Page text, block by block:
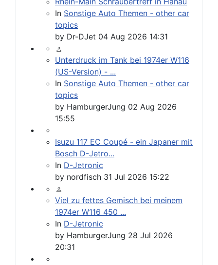
In Sonstige Auto Themen - other car
topics
by Dr-DJet 04 Aug 2026 14:31
Unterdruck im Tank bei 1974er W116
(US-Version) - ...
In Sonstige Auto Themen - other car
topics
by HamburgerJung 02 Aug 2026
15:55
Isuzu 117 EC Coupé - ein Japaner mit
Bosch D-Jetro...
In D-Jetronic
by nordfisch 31 Jul 2026 15:22
Viel zu fettes Gemisch bei meinem
1974er W116 450 ...
In D-Jetronic
by HamburgerJung 28 Jul 2026
20:31